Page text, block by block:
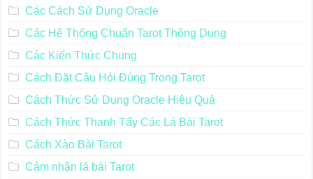
Các Cách Sử Dụng Oracle
Các Hệ Thống Chuẩn Tarot Thông Dụng
Các Kiến Thức Chung
Cách Đặt Câu Hỏi Đúng Trong Tarot
Cách Thức Sử Dụng Oracle Hiệu Quả
Cách Thức Thanh Tẩy Các Lá Bài Tarot
Cách Xào Bài Tarot
Cảm nhận lá bài Tarot